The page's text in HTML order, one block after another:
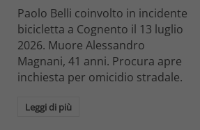
Paolo Belli coinvolto in incidente
bicicletta a Cognento il 13 luglio
2026. Muore Alessandro
Magnani, 41 anni. Procura apre
inchiesta per omicidio stradale.
Leggi di più